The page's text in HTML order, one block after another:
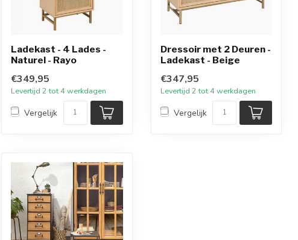
Ladekast - 4 Lades -
Naturel - Rayo
€349,95
Levertijd 2 tot 4 werkdagen
Vergelijk
Dressoir met 2 Deuren -
Ladekast - Beige
€347,95
Levertijd 2 tot 4 werkdagen
Vergelijk